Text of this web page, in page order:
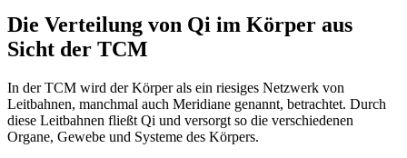
Die Verteilung von Qi im Körper aus
Sicht der TCM
In der TCM wird der Körper als ein riesiges Netzwerk von
Leitbahnen, manchmal auch Meridiane genannt, betrachtet. Durch
diese Leitbahnen fließt Qi und versorgt so die verschiedenen
Organe, Gewebe und Systeme des Körpers.